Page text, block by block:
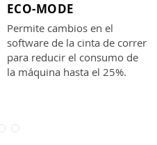
ECO-MODE
Permite cambios en el
software de la cinta de correr
para reducir el consumo de
la máquina hasta el 25%.